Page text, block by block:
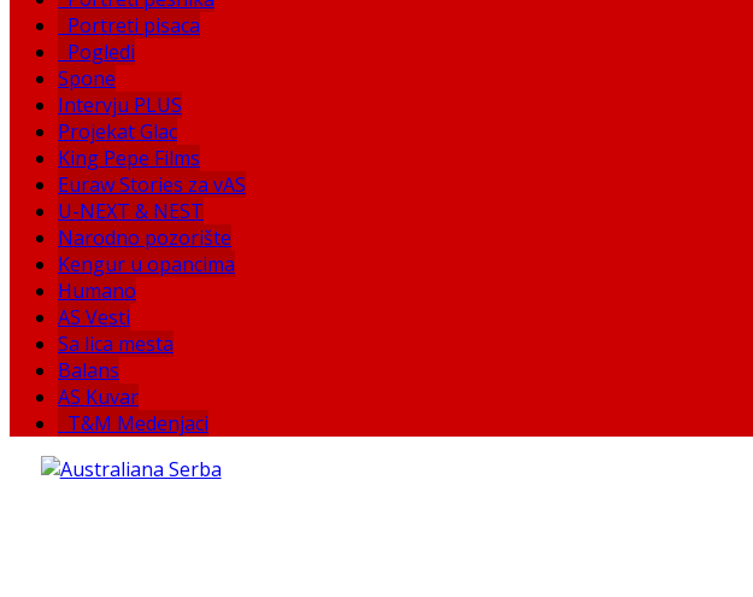
Portreti pisaca
Pogledi
Spone
Intervju PLUS
Projekat Glac
King Pepe Films
Euraw Stories za vAS
U-NEXT & NEST
Narodno pozorište
Kengur u opancima
Humano
AS Vesti
Sa lica mesta
Balans
AS Kuvar
T&M Medenjaci